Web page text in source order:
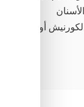
أو